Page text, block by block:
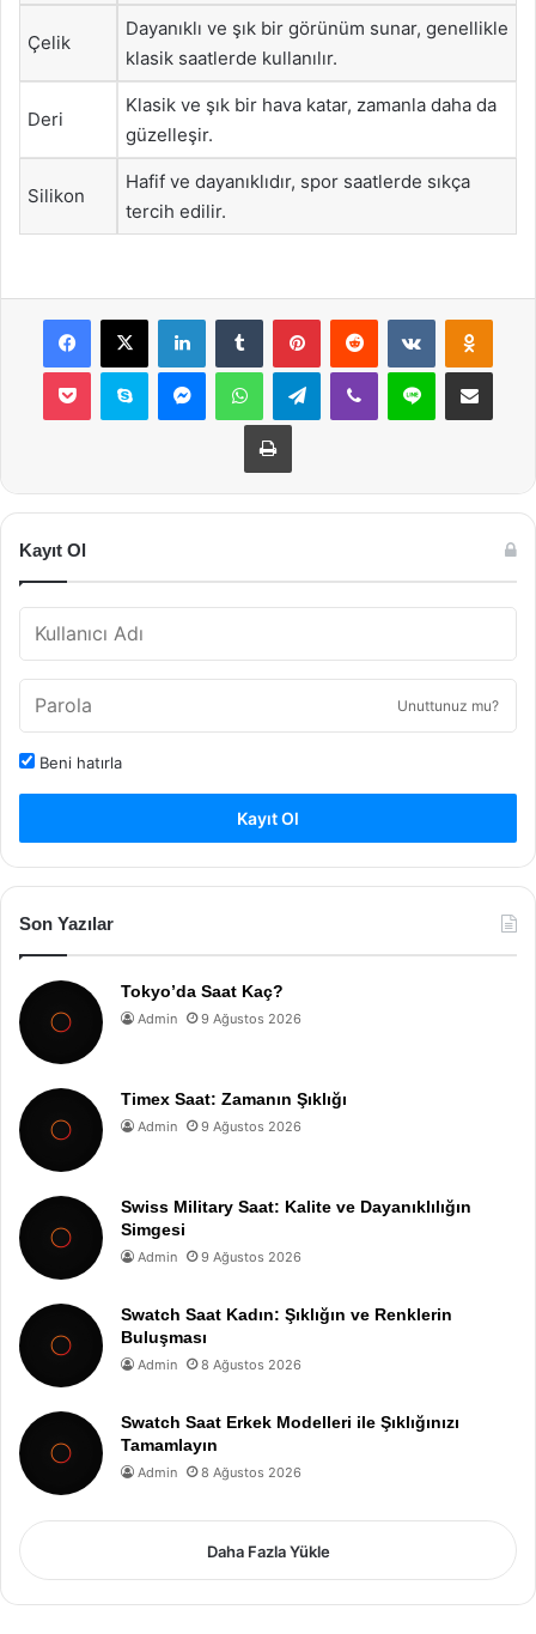
Çelik
Dayanıklı ve şık bir görünüm sunar, genellikle
klasik saatlerde kullanılır.
Deri
Klasik ve şık bir hava katar, zamanla daha da
güzelleşir.
Silikon
Hafif ve dayanıklıdır, spor saatlerde sıkça
tercih edilir.
Facebook
X LinkedInTumblr PinterestReddit VKontakte
Pocket Skype MessengerWhatsAppTelegramViber Line E-Posta ile
Yazdır
Kayıt Ol
Unuttunuz mu?
Beni hatırla
Kayıt Ol
Son Yazılar
Tokyo’da Saat Kaç?
Admin 9 Ağustos 2026
Timex Saat: Zamanın Şıklığı
Admin 9 Ağustos 2026
Swiss Military Saat: Kalite ve Dayanıklılığın
Simgesi
Admin 9 Ağustos 2026
Swatch Saat Kadın: Şıklığın ve Renklerin
Buluşması
Admin 8 Ağustos 2026
Swatch Saat Erkek Modelleri ile Şıklığınızı
Tamamlayın
Admin 8 Ağustos 2026
Daha Fazla Yükle